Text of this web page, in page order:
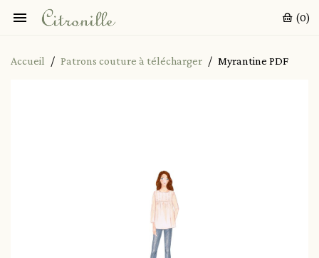
 (0)
Accueil Patrons couture à télécharger Myrantine PDF